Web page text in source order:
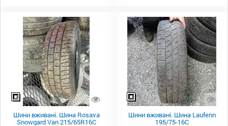
Шини вживані. Шина Rosava
Snowgard Van 215/65R16C
Шини вживані. Шина Laufenn
195/75-16C